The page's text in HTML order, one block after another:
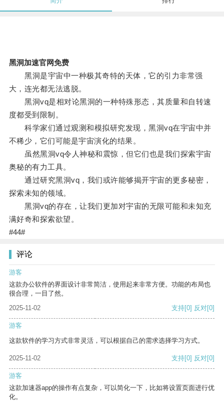
黑洞加速官网免费
黑洞是宇宙中一种极其奇特的天体，它的引力非常强
大，连光都无法逃脱。
黑洞vq是相对论黑洞的一种特殊形态，其质量和自转速
度都受到限制。
科学家们通过观测和模拟研究发现，黑洞vq在宇宙中并
不稀少，它们可能是宇宙演化的结果。
虽然黑洞vq令人神秘和震惊，但它们也是我们探索宇宙
奥秘的有力工具。
通过研究黑洞vq，我们或许能够揭开宇宙的更多秘密，
探索未知的领域。
黑洞vq的存在，让我们更加对宇宙的无限可能和未知充
满好奇和探索欲望。
#44#
评论
游客
这款办公软件的界面设计非常简洁，使用起来非常方便。功能的布局也
很合理，一目了然。
2025-11-02
支持[0] 反对[0]
游客
这款软件的学习方式非常灵活，可以根据自己的需求选择学习方式。
2025-11-02 支持[0] 反对[0]
游客
这款加速器app的操作有点复杂，可以简化一下，比如将设置页面进行优
化。